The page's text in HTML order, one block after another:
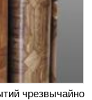
чрезвычайно